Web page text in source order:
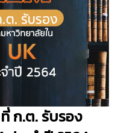
ก.ต. รับรอง